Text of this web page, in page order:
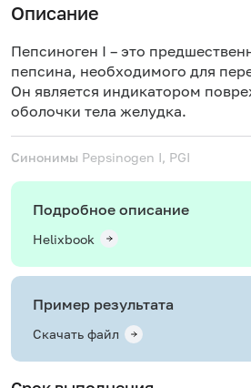
Описание
Пепсиноген I – это
пепсина, необходимого для
Он является индикатором
оболочки тела желудка.
Синонимы Pepsinogen I, PGI
Подробное описание
Helixbook
Пример результата
Скачать файл